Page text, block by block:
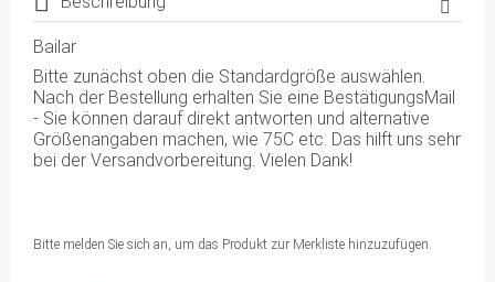
Bailar
Bitte zunächst oben die Standardgröße auswählen.
Nach der Bestellung erhalten Sie eine BestätigungsMail
- Sie können darauf direkt antworten und alternative
Größenangaben machen, wie 75C etc. Das hilft uns sehr
bei der Versandvorbereitung. Vielen Dank!
Bitte melden Sie sich an, um das Produkt zur Merkliste hinzuzufügen.